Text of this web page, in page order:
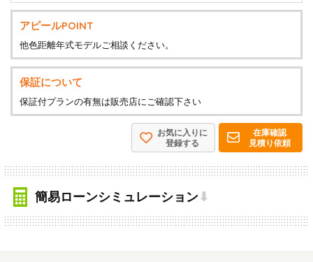
アピールPOINT
他色距離年式モデルご相談ください。
保証について
保証付プランの有無は販売店にご確認下さい
在庫確認
見積り依頼
お気に入りに
登録する
簡易ローンシミュレーション⬇